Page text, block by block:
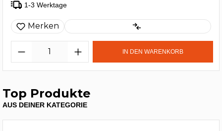
1-3 Werktage
Merken
IN DEN WARENKORB
Top Produkte
AUS DEINER KATEGORIE